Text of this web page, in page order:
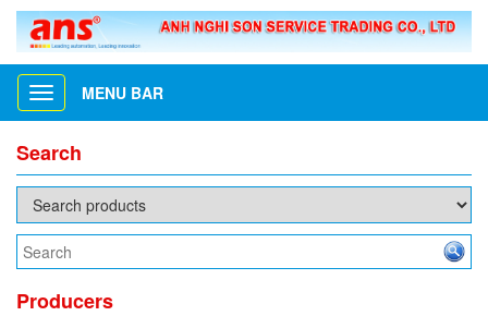
Toggle
navigation
MENU BAR
Search
Producers